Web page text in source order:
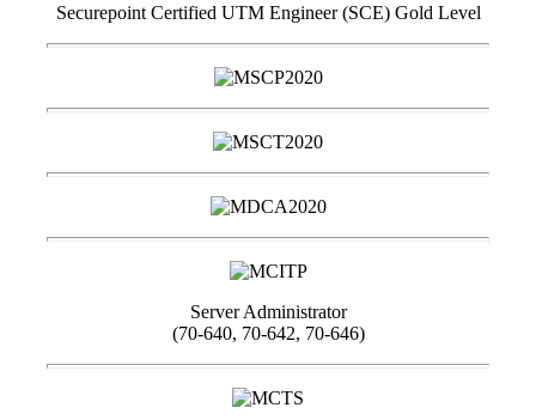
Securepoint Certified UTM Engineer (SCE) Gold Level
Server Administrator
(70-640, 70-642, 70-646)